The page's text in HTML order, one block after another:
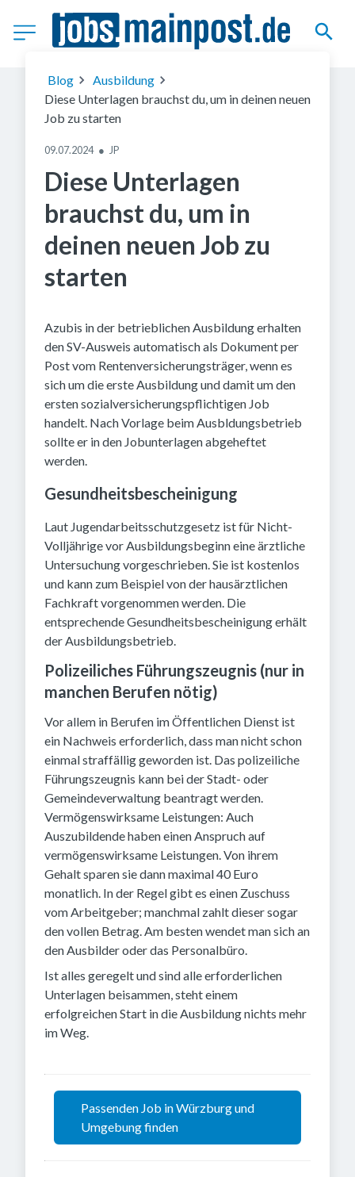
(c) Getty Images
Blog
Ausbildung
Diese Unterlagen brauchst du, um in deinen neuen
Job zu starten
09.07.2024 ● JP
Diese Unterlagen
brauchst du, um in
deinen neuen Job zu
starten
Azubis in der betrieblichen Ausbildung erhalten
den SV-Ausweis automatisch als Dokument per
Post vom Rentenversicherungsträger, wenn es
sich um die erste Ausbildung und damit um den
ersten sozialversicherungspflichtigen Job
handelt. Nach Vorlage beim Ausbldungsbetrieb
sollte er in den Jobunterlagen abgeheftet
werden.
Gesundheitsbescheinigung
Laut Jugendarbeitsschutzgesetz ist für Nicht-
Volljährige vor Ausbildungsbeginn eine ärztliche
Untersuchung vorgeschrieben. Sie ist kostenlos
und kann zum Beispiel von der hausärztlichen
Fachkraft vorgenommen werden. Die
entsprechende Gesundheitsbescheinigung erhält
der Ausbildungsbetrieb.
Polizeiliches Führungszeugnis (nur in
manchen Berufen nötig)
Vor allem in Berufen im Öffentlichen Dienst ist
ein Nachweis erforderlich, dass man nicht schon
einmal straffällig geworden ist. Das polizeiliche
Führungszeugnis kann bei der Stadt- oder
Gemeindeverwaltung beantragt werden.
Vermögenswirksame Leistungen: Auch
Auszubildende haben einen Anspruch auf
vermögenswirksame Leistungen. Von ihrem
Gehalt sparen sie dann maximal 40 Euro
monatlich. In der Regel gibt es einen Zuschuss
vom Arbeitgeber; manchmal zahlt dieser sogar
den vollen Betrag. Am besten wendet man sich an
den Ausbilder oder das Personalbüro.
Ist alles geregelt und sind alle erforderlichen
Unterlagen beisammen, steht einem
erfolgreichen Start in die Ausbildung nichts mehr
im Weg.
Passenden Job in Würzburg und
Umgebung finden